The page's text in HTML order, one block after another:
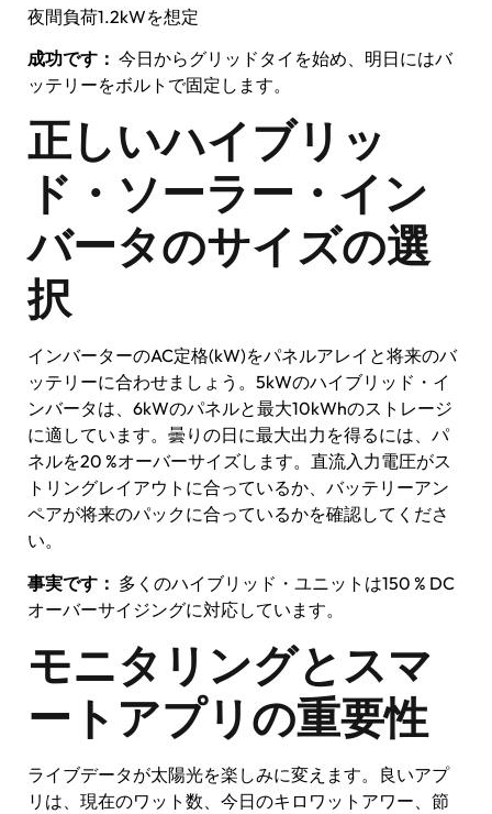
夜間負荷1.2kWを想定
成功です： 今日からグリッドタイを始め、明日にはバ
ッテリーをボルトで固定します。
正しいハイブリッ
ド・ソーラー・イン
バータのサイズの選
択
インバーターのAC定格(kW)をパネルアレイと将来のバ
ッテリーに合わせましょう。5kWのハイブリッド・イ
ンバータは、6kWのパネルと最大10kWhのストレージ
に適しています。曇りの日に最大出力を得るには、パ
ネルを20 %オーバーサイズします。直流入力電圧がス
トリングレイアウトに合っているか、バッテリーアン
ペアが将来のパックに合っているかを確認してくださ
い。
事実です： 多くのハイブリッド・ユニットは150 % DC
オーバーサイジングに対応しています。
モニタリングとスマ
ートアプリの重要性
ライブデータが太陽光を楽しみに変えます。良いアプ
リは、現在のワット数、今日のキロワットアワー、節